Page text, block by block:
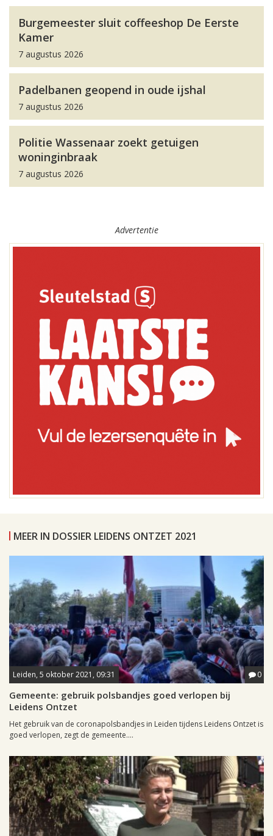
Burgemeester sluit coffeeshop De Eerste
Kamer
7 augustus 2026
Padelbanen geopend in oude ijshal
7 augustus 2026
Politie Wassenaar zoekt getuigen
woninginbraak
7 augustus 2026
Advertentie
MEER IN DOSSIER LEIDENS ONTZET 2021
Leiden, 5 oktober 2021, 09:31 0
Gemeente: gebruik polsbandjes goed verlopen bij
Leidens Ontzet
Het gebruik van de coronapolsbandjes in Leiden tijdens Leidens Ontzet is
goed verlopen, zegt de gemeente....